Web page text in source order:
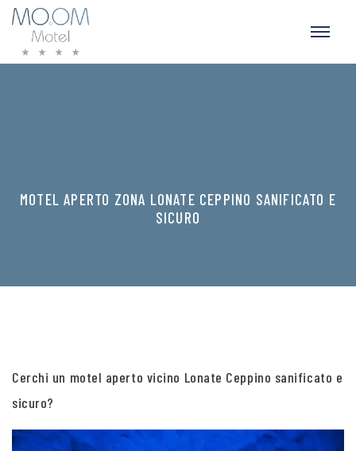
MOTEL APERTO ZONA LONATE CEPPINO SANIFICATO E
SICURO
Cerchi un motel aperto vicino Lonate Ceppino sanificato e
sicuro?